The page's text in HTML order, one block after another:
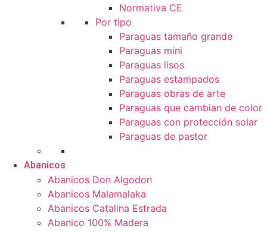
Normativa CE
Por tipo
Paraguas tamaño grande
Paraguas mini
Paraguas lisos
Paraguas estampados
Paraguas obras de arte
Paraguas que cambian de color
Paraguas con protección solar
Paraguas de pastor
Abanicos
Abanicos Don Algodon
Abanicos Malamalaka
Abanicos Catalina Estrada
Abanico 100% Madera